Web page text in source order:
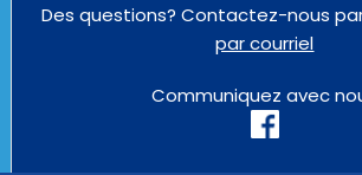
Des questions? Contactez-nous
par courriel
Communiquez avec